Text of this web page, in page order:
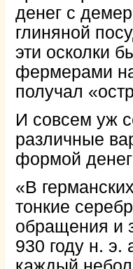
денег с
глиняной
эти осколки
фермерами
получал
И совсем уж
различные
формой
«В
тонкие
обращения и
930 году н. э.